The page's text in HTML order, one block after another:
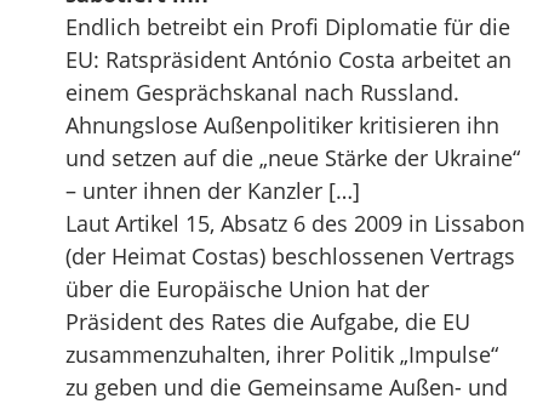
Endlich betreibt ein Profi Diplomatie für die
EU: Ratspräsident António Costa arbeitet an
einem Gesprächskanal nach Russland.
Ahnungslose Außenpolitiker kritisieren ihn
und setzen auf die „neue Stärke der Ukraine“
– unter ihnen der Kanzler […]
Laut Artikel 15, Absatz 6 des 2009 in Lissabon
(der Heimat Costas) beschlossenen Vertrags
über die Europäische Union hat der
Präsident des Rates die Aufgabe, die EU
zusammenzuhalten, ihrer Politik „Impulse“
zu geben und die Gemeinsame Außen- und